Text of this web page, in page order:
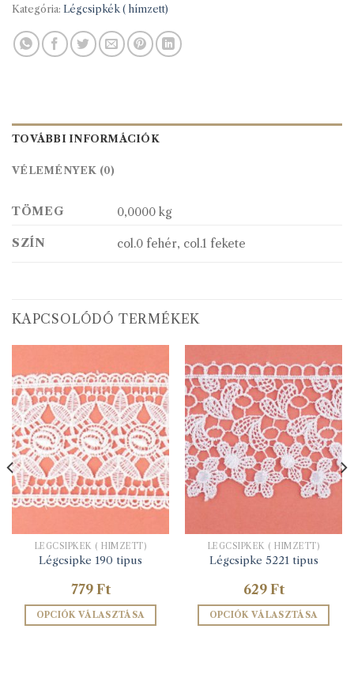
Kategória: Légcsipkék ( hímzett)
TOVÁBBI INFORMÁCIÓK
VÉLEMÉNYEK (0)
TÖMEG 0,0000 kg
SZÍN col.0 fehér, col.1 fekete
KAPCSOLÓDÓ TERMÉKEK
LÉGCSIPKÉK ( HÍMZETT)
Légcsipke 190 tipus
779 Ft
OPCIÓK VÁLASZTÁSA
LÉGCSIPKÉK ( HÍMZETT)
Légcsipke 5221 tipus
629 Ft
OPCIÓK VÁLASZTÁSA